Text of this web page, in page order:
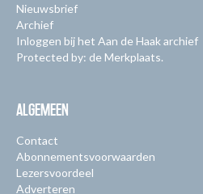
Nieuwsbrief
Archief
Inloggen bij het Aan de Haak archief
Protected by: de Merkplaats.
ALGEMEEN
Contact
Abonnementsvoorwaarden
Lezersvoordeel
Adverteren